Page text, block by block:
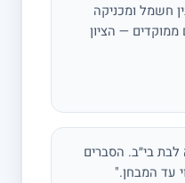
חשמל ומכניקה
ממוקדים — הציון
לבת בי״ב. הסברים
עד המבחן."